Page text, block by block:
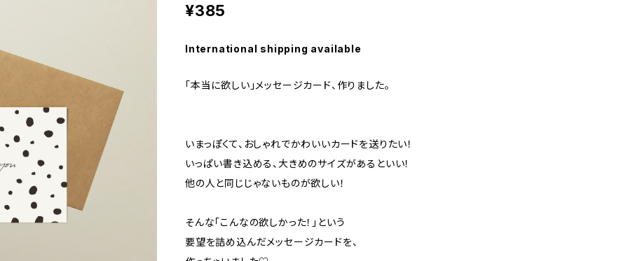
¥385
International shipping available
「本当に欲しい」メッセージカード、作りました。
いまっぽくて、おしゃれでかわいいカードを送りたい！
いっぱい書き込める、大きめのサイズがあるといい！
他の人と同じじゃないものが欲しい！
そんな「こんなの欲しかった！」という
要望を詰め込んだメッセージカードを、